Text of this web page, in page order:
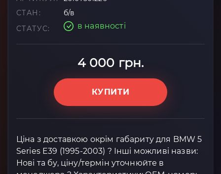
СТАН:
б/в
СТАТУС:
в наявності
4 000 грн.
КУПИТИ
Ціна з доставкою окрім габариту для BMW 5
Series E39 (1995-2003) ? Інші можливі назви:
Нові та бу, ціну/термін уточнюйте в